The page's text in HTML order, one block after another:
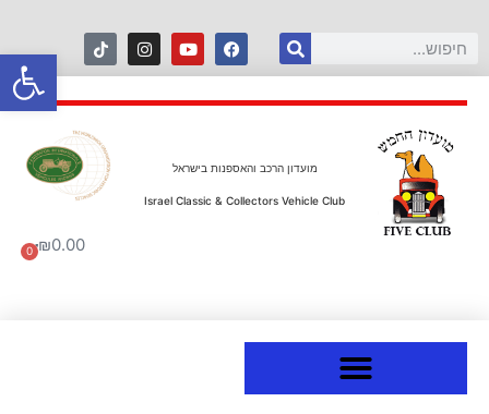
מועדון הרכב והאספנות בישראל
Israel Classic & Collectors Vehicle Club
₪0.00
0
פתח